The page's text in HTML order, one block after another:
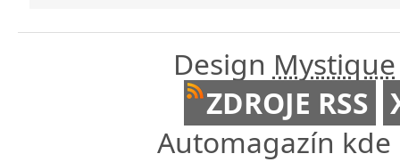
Design Mystique
ZDROJE RSS
Automagazín